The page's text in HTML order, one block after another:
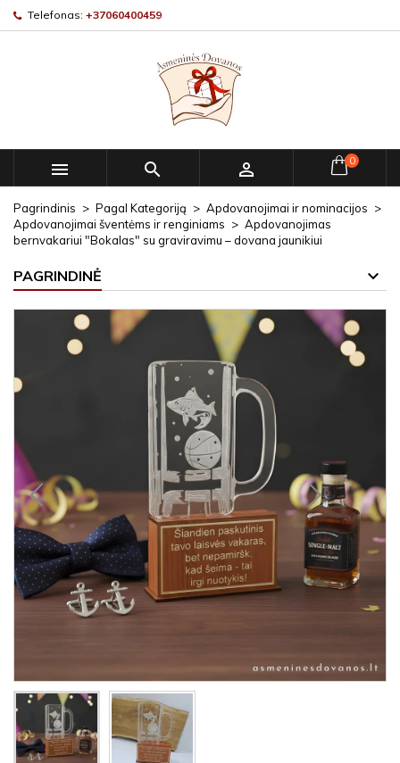
Telefonas: +37060400459
   0
Pagrindinis Pagal Kategoriją
Apdovanojimai ir nominacijos
Apdovanojimai šventėms ir renginiams
Apdovanojimas
bernvakariui "Bokalas" su graviravimu – dovana jaunikiui
PAGRINDINĖ